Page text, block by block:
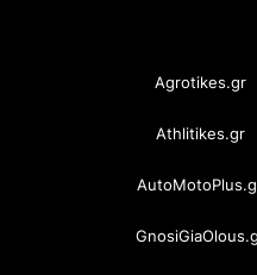
Agrotikes.gr
Athlitikes.gr